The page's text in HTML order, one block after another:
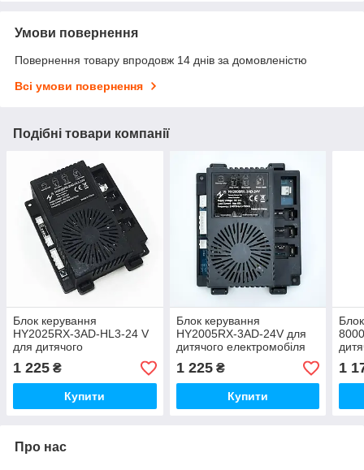
Умови повернення
Повернення товару впродовж 14 днів за домовленістю
Всі умови повернення
Подібні товари компанії
Блок керування
HY2025RX-3AD-HL3-24 V
для дитячого
електромобіля
1 225 ₴
Купити
Блок керування
HY2005RX-3AD-24V для
дитячого електромобіля
1 225₴
Купити
1
Про нас